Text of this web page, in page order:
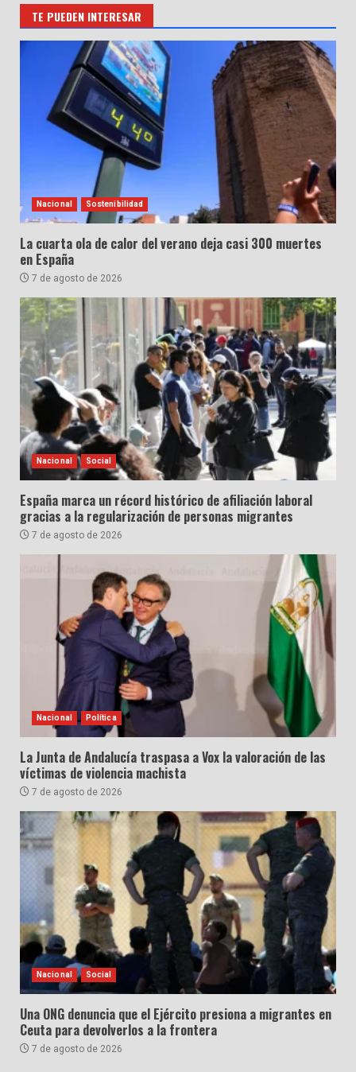
TE PUEDEN INTERESAR
Nacional Sostenibilidad
La cuarta ola de calor del verano deja casi 300 muertes
en España
7 de agosto de 2026
Nacional Social
España marca un récord histórico de afiliación laboral
gracias a la regularización de personas migrantes
7 de agosto de 2026
Nacional Política
La Junta de Andalucía traspasa a Vox la valoración de las
víctimas de violencia machista
7 de agosto de 2026
Nacional Social
Una ONG denuncia que el Ejército presiona a migrantes en
Ceuta para devolverlos a la frontera
7 de agosto de 2026